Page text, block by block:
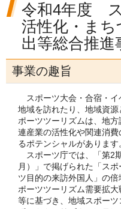
令和4年度
活性化・ま
出等総合推進
事業の趣旨
スポーツ大会・合宿・イ
地域を訪れたり、地域資
ポーツツーリズムは、地
連産業の活性化や関連消
るポテンシャルがあります
スポーツ庁では、「第2
月）」で掲げられた「ス
ツ目的の来訪外国人」の
ポーツツーリズム需要拡大
等に基づき、地域スポー